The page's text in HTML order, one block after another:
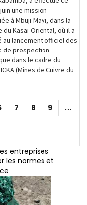
une mission
à Mbuji-Mayi, dans la
du Kasaï-Oriental, où il a
au lancement officiel des
de prospection
dans le cadre du
(Mines de Cuivre du
Page
7 Page
8 Page
9
…
entreprises
les normes et